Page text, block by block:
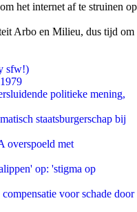
het internet af te struinen op
Arbo en Milieu, dus tijd om
sfw!)
politieke mening,
staatsburgerschap bij
overspoeld met
op: 'stigma op
voor schade door